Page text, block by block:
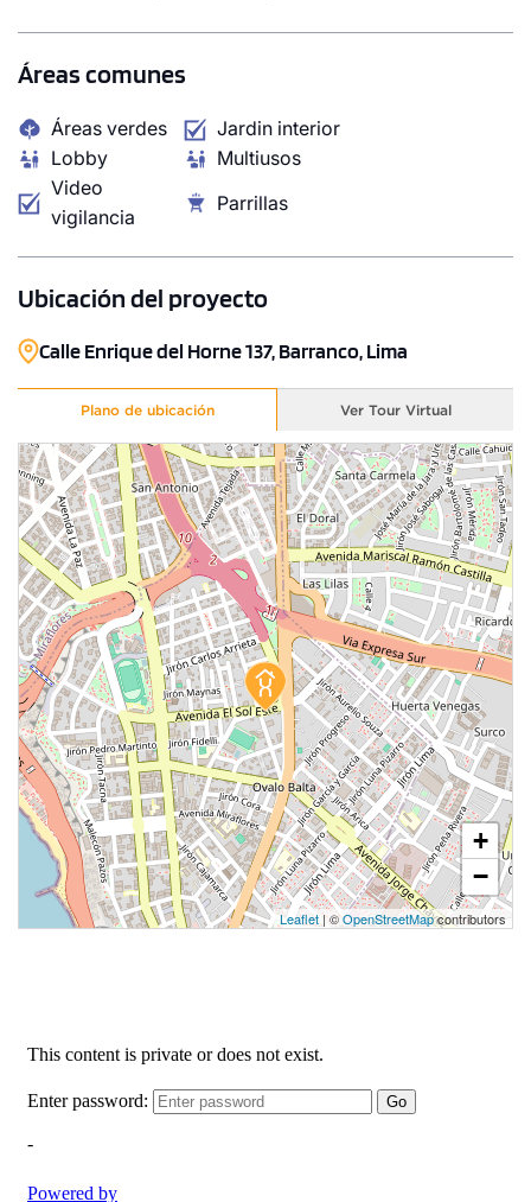
1 unidad disponible
Desde
S/ 836,156
Modelo 704
COTIZAR AHORA
1 unidad disponible
Desde
S/ 900,741
COTIZAR AHORA
Áreas comunes
Áreas verdes
Jardin interior
Lobby
Multiusos
Video
vigilancia
Parrillas
Ubicación del proyecto
Calle Enrique del Horne 137, Barranco, Lima
Plano de ubicación Ver Tour Virtual
+
−
Leaflet| ©OpenStreetMapcontributors